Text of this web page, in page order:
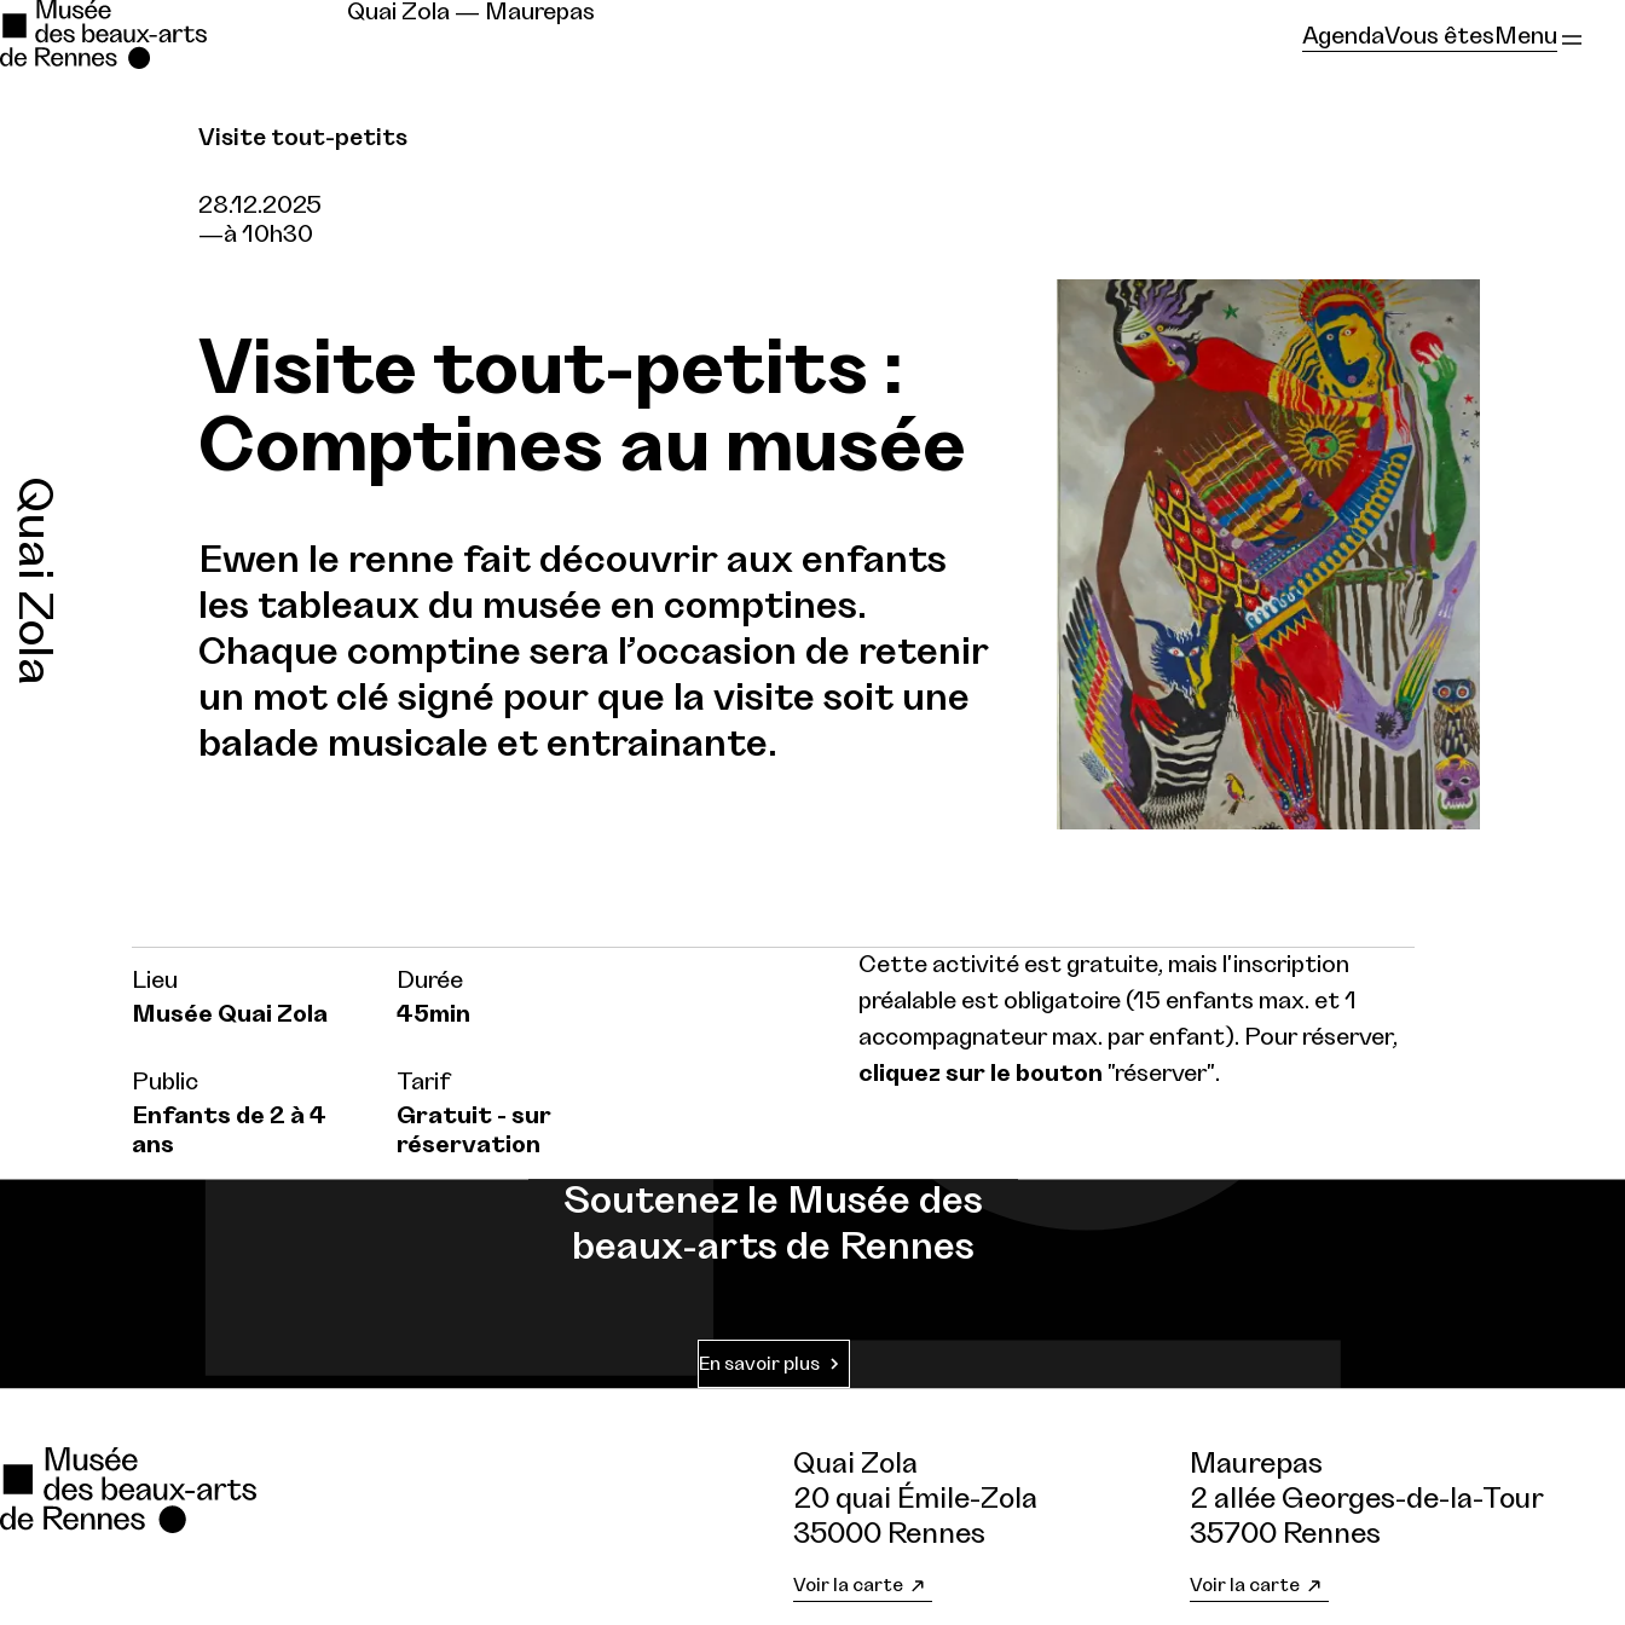
Quai Zola — Maurepas
AgendaVous êtes Menu
Quai Zola
Visite tout-petits
28.12.2025
à 10h30
Visite tout-petits :
Comptines au musée
Ewen le renne fait découvrir aux enfants
les tableaux du musée en comptines.
Chaque comptine sera l’occasion de retenir
un mot clé signé pour que la visite soit une
balade musicale et entrainante.
Lieu
Musée Quai Zola
Durée
45min
Public
Enfants de 2 à 4
ans
Tarif
Gratuit - sur
réservation
Cette activité est gratuite, mais l'inscription
préalable est obligatoire (15 enfants max. et 1
accompagnateur max. par enfant). Pour réserver,
cliquez sur le bouton "réserver".
Soutenez le Musée des
beaux-arts de Rennes
En savoir plus
Quai Zola
20 quai Émile-Zola
35000 Rennes
Voir la carte
Maurepas
2 allée Georges-de-la-Tour
35700 Rennes
Voir la carte